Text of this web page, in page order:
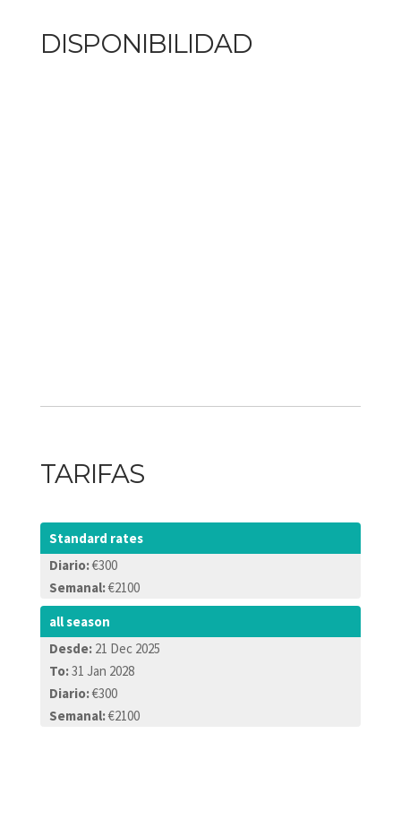
DISPONIBILIDAD
TARIFAS
Standard rates
Diario:€300
Semanal:€2100
all season
Desde: 21 Dec 2025
To:31 Jan 2028
Diario:€300
Semanal:€2100